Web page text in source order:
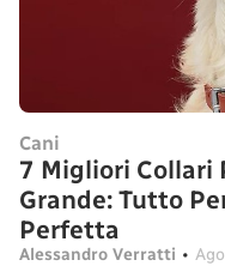
Cani
7 Migliori Collari
Grande: Tutto
Perfetta
Alessandro Verratti •